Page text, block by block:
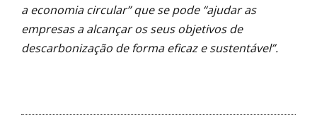
a economia circular” que se pode “ajudar as
empresas a alcançar os seus objetivos de
descarbonização de forma eficaz e sustentável”.